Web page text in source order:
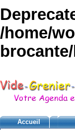
/home/
Accueil